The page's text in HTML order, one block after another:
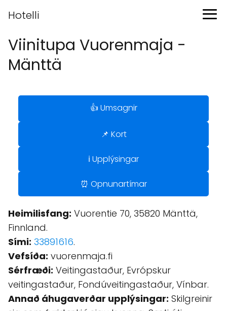
Hotelli
Viinitupa Vuorenmaja -
Mänttä
👍 Umsagnir
📌 Kort
ℹ️ Upplýsingar
⏰ Opnunartímar
Heimilisfang: Vuorentie 70, 35820 Mänttä,
Finnland.
Sími: 33891616.
Vefsíða: vuorenmaja.fi
Sérfræði: Veitingastaður, Evrópskur
veitingastaður, Fondúveitingastaður, Vínbar.
Annað áhugaverðar upplýsingar: Skilgreinir